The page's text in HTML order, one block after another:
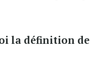
la définition